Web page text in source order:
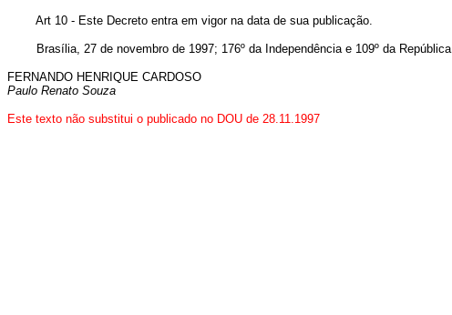
Art 10 - Este Decreto entra em vigor na data de sua publicação.
Brasília, 27 de novembro de 1997; 176º da Independência e 109º da República.
FERNANDO HENRIQUE CARDOSO
Paulo Renato Souza
Este texto não substitui o publicado no DOU de 28.11.1997